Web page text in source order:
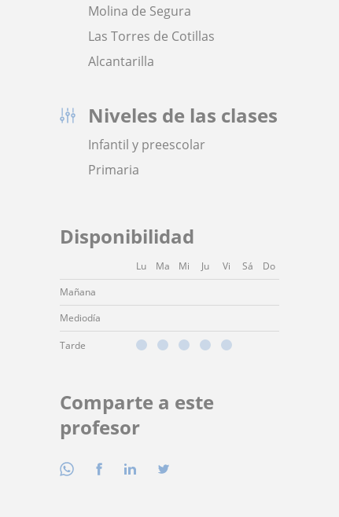
Molina de Segura
Las Torres de Cotillas
Alcantarilla
Niveles de las clases
Infantil y preescolar
Primaria
Disponibilidad
Lu Ma Mi Ju Vi Sá
Do
Mañana
Mediodía
Tarde
Comparte a este
profesor